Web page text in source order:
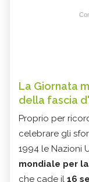
La Giornata
della fascia
Proprio per
celebrare gli
1994 le Nazioni
mondiale per
che cade il 16